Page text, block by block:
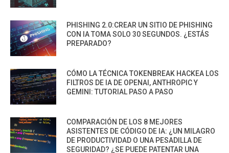
PHISHING 2.0:CREAR UN SITIO DE PHISHING
CON IA TOMA SOLO 30 SEGUNDOS. ¿ESTÁS
PREPARADO?
CÓMO LA TÉCNICA TOKENBREAK HACKEA LOS
FILTROS DE IA DE OPENAI, ANTHROPIC Y
GEMINI: TUTORIAL PASO A PASO
COMPARACIÓN DE LOS 8 MEJORES
ASISTENTES DE CÓDIGO DE IA: ¿UN MILAGRO
DE PRODUCTIVIDAD O UNA PESADILLA DE
SEGURIDAD? ¿SE PUEDE PATENTAR UNA